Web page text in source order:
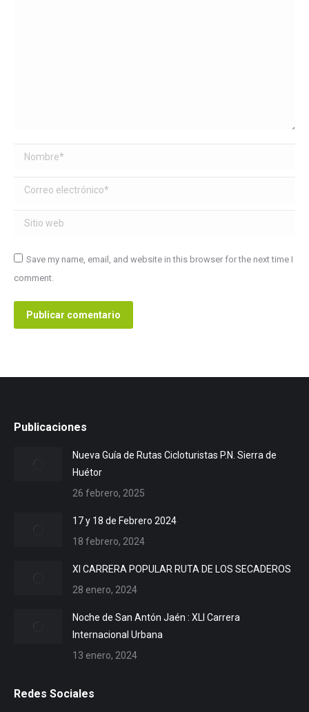
Nombre *
Correo electrónico *
Sitio web
Save my name, email, and website in this browser for the next time I
comment.
Publicar comentario
Publicaciones
Nueva Guía de Rutas Cicloturistas P.N. Sierra de
Huétor
26 febrero, 2025
17 y 18 de Febrero 2024
18 febrero, 2024
XI CARRERA POPULAR RUTA DE LOS SECADEROS
28 enero, 2024
Noche de San Antón Jaén : XLI Carrera
Internacional Urbana
13 enero, 2024
Redes Sociales